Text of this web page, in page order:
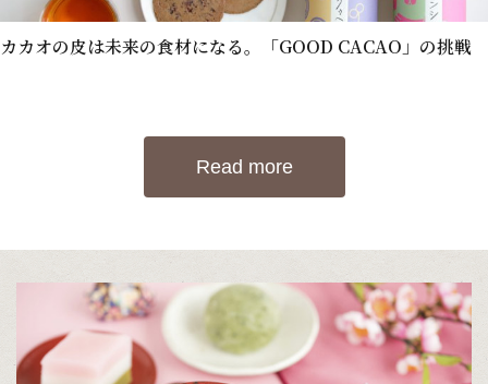
カカオの皮は未来の食材になる。「GOOD CACAO」の挑戦
Read more